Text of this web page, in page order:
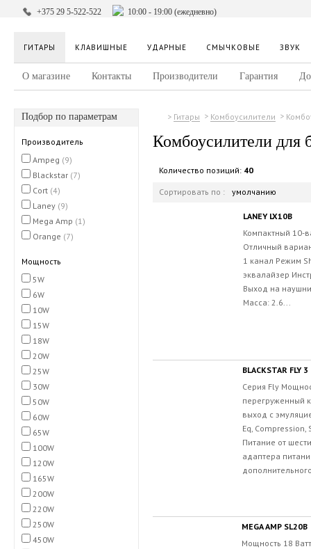
+375 29 5-522-522 10:00 - 19:00 (ежедневно)
ГИТАРЫ КЛАВИШНЫЕ УДАРНЫЕ СМЫЧКОВЫЕ ЗВУК
О магазине Контакты Производители Гарантия
Подбор по параметрам
Производитель
Ampeg (9)
Blackstar (7)
Cort (4)
Laney (9)
Mega Amp (1)
Orange (7)
Мощность
5W
6W
10W
15W
18W
20W
25W
30W
50W
60W
65W
100W
120W
165W
200W
220W
250W
450W
Гитары Комбоусилители
Комбоусилители для
Количество позиций: 40
Сортировать по : умолчанию
LANEY LX10B
Компактный 10-
Отличный
1 канал Режим
эквалайзер
Выход на
Масса: 2.6...
BLACKSTAR FLY 3
Серия Fly
перегруженный
выход с
Eq,
Питание от
адаптера
MEGA AMP SL20B
Мощность 18